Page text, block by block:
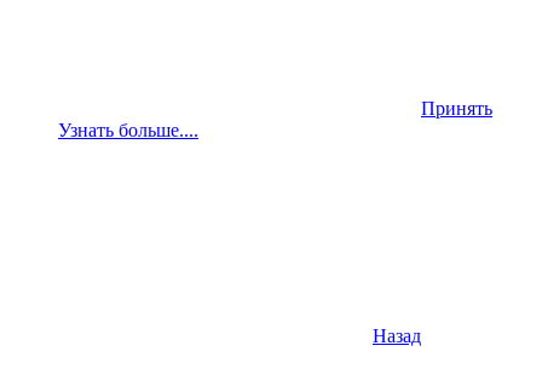
Принять
Узнать больше....
Назад